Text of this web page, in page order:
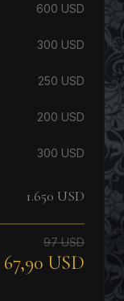
600 USD
300 USD
250 USD
200 USD
300 USD
1.650 USD
97 USD
67,90 USD